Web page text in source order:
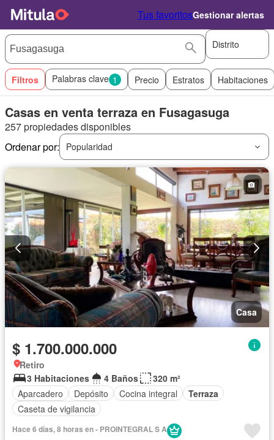
Tus favoritosGestionar alertas
Distrito
Filtros Palabras clave 1 Precio Estratos Habitaciones
Casas en venta terraza en Fusagasuga
257 propiedades disponibles
Ordenar por:
Popularidad
Casa
$ 1.700.000.000
Retiro
3 Habitaciones
4 Baños
320 m²
Aparcadero
Depósito Cocina integral
Terraza
Caseta de vigilancia
Hace 6 días, 8 horas en - PROINTEGRAL S A